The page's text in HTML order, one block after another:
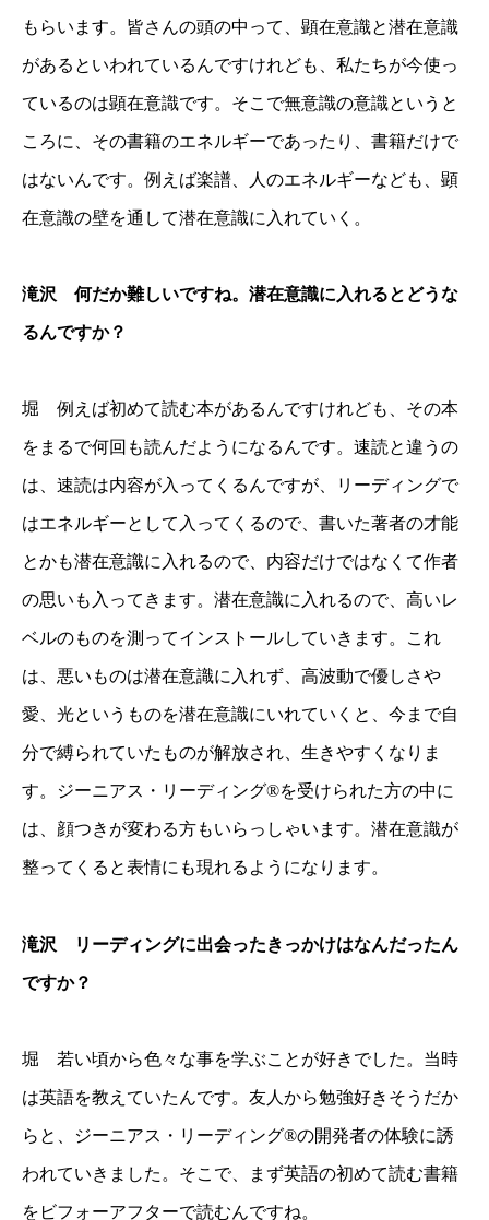
もらいます。皆さんの頭の中って、顕在意識と潜在意識
があるといわれているんですけれども、私たちが今使っ
ているのは顕在意識です。そこで無意識の意識というと
ころに、その書籍のエネルギーであったり、書籍だけで
はないんです。例えば楽譜、人のエネルギーなども、顕
在意識の壁を通して潜在意識に入れていく。
滝沢 何だか難しいですね。潜在意識に入れるとどうな
るんですか？
堀 例えば初めて読む本があるんですけれども、その本
をまるで何回も読んだようになるんです。速読と違うの
は、速読は内容が入ってくるんですが、リーディングで
はエネルギーとして入ってくるので、書いた著者の才能
とかも潜在意識に入れるので、内容だけではなくて作者
の思いも入ってきます。潜在意識に入れるので、高いレ
ベルのものを測ってインストールしていきます。これ
は、悪いものは潜在意識に入れず、高波動で優しさや
愛、光というものを潜在意識にいれていくと、今まで自
分で縛られていたものが解放され、生きやすくなりま
す。ジーニアス・リーディング®︎を受けられた方の中に
は、顔つきが変わる方もいらっしゃいます。潜在意識が
整ってくると表情にも現れるようになります。
滝沢 リーディングに出会ったきっかけはなんだったん
ですか？
堀 若い頃から色々な事を学ぶことが好きでした。当時
は英語を教えていたんです。友人から勉強好きそうだか
らと、ジーニアス・リーディング®︎の開発者の体験に誘
われていきました。そこで、まず英語の初めて読む書籍
をビフォーアフターで読むんですね。